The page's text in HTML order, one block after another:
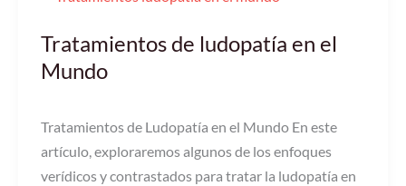
Tratamientos de ludopatía en el
Mundo
Tratamientos de Ludopatía en el Mundo En este
artículo, exploraremos algunos de los enfoques
verídicos y contrastados para tratar la ludopatía en
ludopatía
en